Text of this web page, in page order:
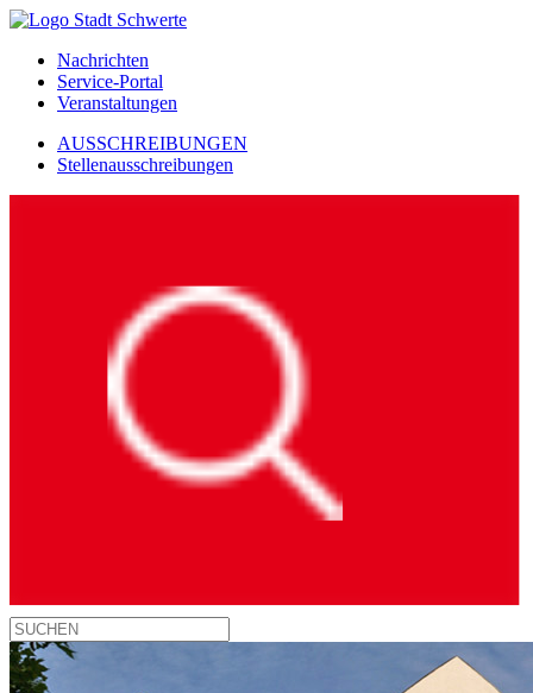
Nachrichten
Service-Portal
Veranstaltungen
AUSSCHREIBUNGEN
Stellenausschreibungen